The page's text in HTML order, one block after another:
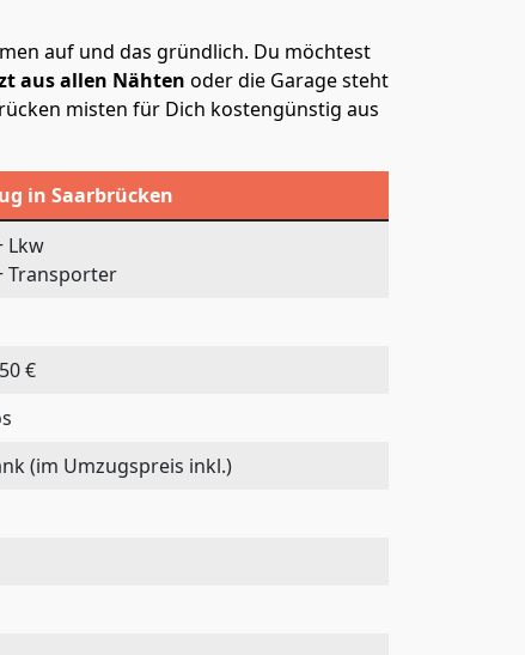
auf und das gründlich. Du möchtest
aus allen Nähten oder die Garage steht
misten für Dich kostengünstig aus
in Saarbrücken
Lkw
Transporter
€
(im Umzugspreis inkl.)